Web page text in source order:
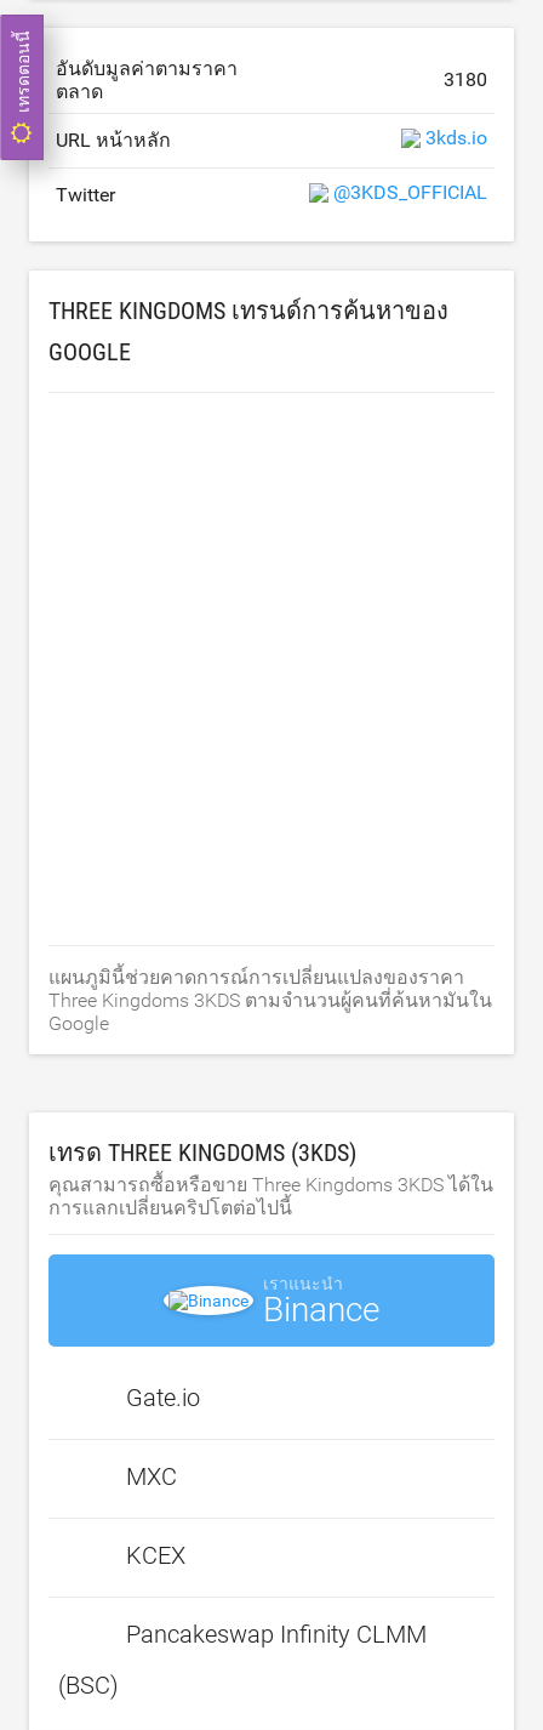
อันดับมูลค่าตามราคา
ตลาด
3180
URL หน้าหลัก 3kds.io
Twitter @3KDS_OFFICIAL
THREE KINGDOMS เทรนด์การค้นหาของ
GOOGLE
แผนภูมินี้ช่วยคาดการณ์การเปลี่ยนแปลงของราคา
Three Kingdoms 3KDS ตามจำนวนผู้คนที่ค้นหามันใน
Google
เทรด THREE KINGDOMS (3KDS)
คุณสามารถซื้อหรือขาย Three Kingdoms 3KDS ได้ใน
การแลกเปลี่ยนคริปโตต่อไปนี้
เราแนะนำ
Binance
Gate.io
MXC
KCEX
Pancakeswap Infinity CLMM
(BSC)
เทรดตอนนี้